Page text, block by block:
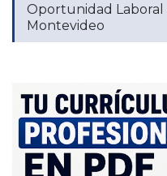
Oportunidad Laboral
Montevideo